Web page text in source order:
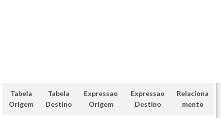
Tabela
Origem
Tabela
Destino
Expressao
Origem
Expressao
Destino
Relaciona
mento